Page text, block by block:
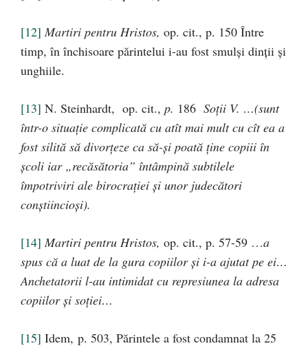
[12] Martiri pentru Hristos, op. cit., p. 150 Între
timp, în închisoare părintelui i-au fost smulşi dinţii şi
unghiile.
[13] N. Steinhardt, op. cit., p. 186 Soţii V. …(sunt
într-o situaţie complicată cu atît mai mult cu cît ea a
fost silită să divorţeze ca să-şi poată ţine copiii în
şcoli iar „recăsătoria” întâmpină subtilele
împotriviri ale birocraţiei şi unor judecători
conştiincioşi).
[14] Martiri pentru Hristos, op. cit., p. 57-59 …a
spus că a luat de la gura copiilor şi i-a ajutat pe ei…
Anchetatorii l-au intimidat cu represiunea la adresa
copiilor şi soţiei…
[15] Idem, p. 503, Părintele a fost condamnat la 25